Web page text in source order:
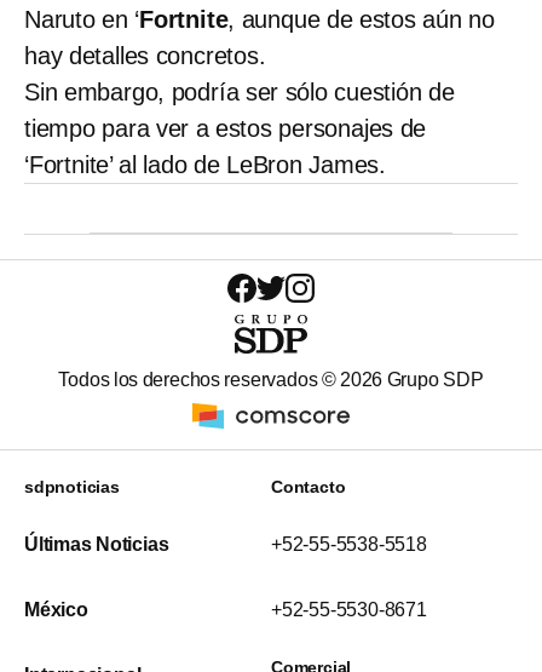
Naruto en ‘Fortnite, aunque de estos aún no
hay detalles concretos.
Sin embargo, podría ser sólo cuestión de
tiempo para ver a estos personajes de
‘Fortnite’ al lado de LeBron James.
Todos los derechos reservados © 2026 Grupo SDP
sdpnoticias
Últimas Noticias
México
Contacto
+52-55-5538-5518
+52-55-5530-8671
Comercial